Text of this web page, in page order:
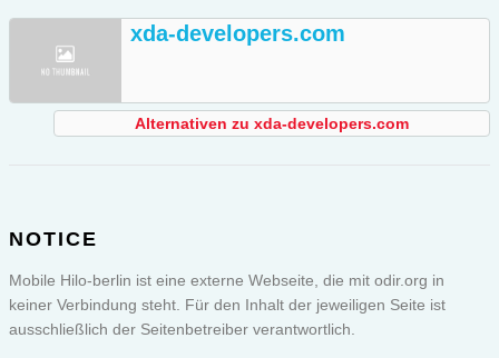
xda-developers.com
Alternativen zu xda-developers.com
NOTICE
Mobile Hilo-berlin ist eine externe Webseite, die mit odir.org in
keiner Verbindung steht. Für den Inhalt der jeweiligen Seite ist
ausschließlich der Seitenbetreiber verantwortlich.